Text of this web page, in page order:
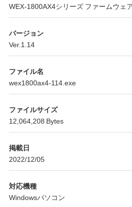
WEX-1800AX4シリーズ ファームウェ
バージョン
Ver.1.14
ファイル名
wex1800ax4-114.exe
ファイルサイズ
12,064,208 Bytes
掲載日
2022/12/05
対応機種
Windowsパソコン